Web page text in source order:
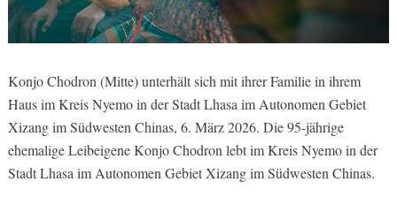
Konjo Chodron (Mitte) unterhält sich mit ihrer Familie in ihrem
Haus im Kreis Nyemo in der Stadt Lhasa im Autonomen Gebiet
Xizang im Südwesten Chinas, 6. März 2026. Die 95-jährige
ehemalige Leibeigene Konjo Chodron lebt im Kreis Nyemo in der
Stadt Lhasa im Autonomen Gebiet Xizang im Südwesten Chinas.